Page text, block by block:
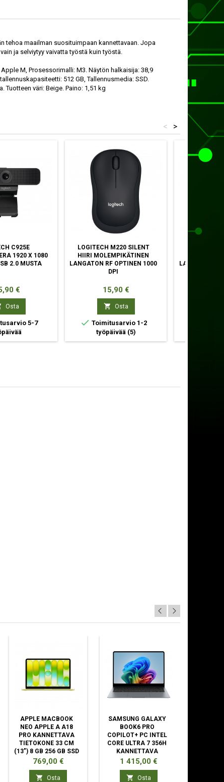
tehoa maailman suosituim­paan kannettavaan. Jopa
ja selviytyy vaivatta työstä kuin työstä.
M, Prosessorimalli: M3. Näytön halkaisija: 38,9
512 GB, Tallennusmedia: SSD.
Tuotteen väri: Beige. Paino: 1,51 kg
>
<
C925E
1920 X 1080
2.0 MUSTA
€
Osta
5-7
LOGITECH M220 SILENT
HIIRI MOLEMPIKÄTINEN
LANGATON RF OPTINEN 1000
DPI
Hinta
15,90 €
 Osta
 Toimitusarvio 1-2
työpäivää (5)
LANGATON
APPLE MACBOOK
NEO APPLE A A18
PRO KANNETTAVA
TIETOKONE 33 CM
(13") 8 GB 256 GB SSD
WI-FI 6E (802.11AX)
MACOS TAHOE LIME
Hinta
769,00 €
 Osta
SAMSUNG GALAXY
BOOK6 PRO
COPILOT+ PC INTEL
CORE ULTRA 7 356H
KANNETTAVA
TIETOKONE 35,6 CM
(14")
KOSKETUSNÄYTTÖ
Hinta
1 415,00 €
 Osta